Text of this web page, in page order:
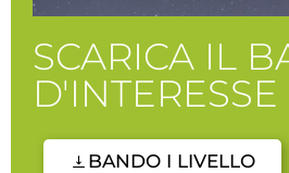
SCARICA IL
D'INTERESSE
BANDO I LIVELLO